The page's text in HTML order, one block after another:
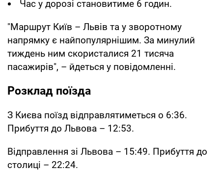
Час у дорозі становитиме 6 годин.
"Маршрут Київ – Львів та у зворотному
напрямку є найпопулярнішим. За минулий
тиждень ним скористалися 21 тисяча
пасажирів", – йдеться у повідомленні.
Розклад поїзда
З Києва поїзд відправлятиметься о 6:36.
Прибуття до Львова – 12:53.
Відправлення зі Львова – 15:49. Прибуття до
столиці – 22:24.